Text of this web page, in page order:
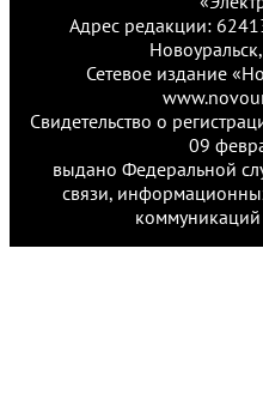
Адрес редакции:
Сетевое издание
Свидетельство о
09
выдано Федеральной
связи,